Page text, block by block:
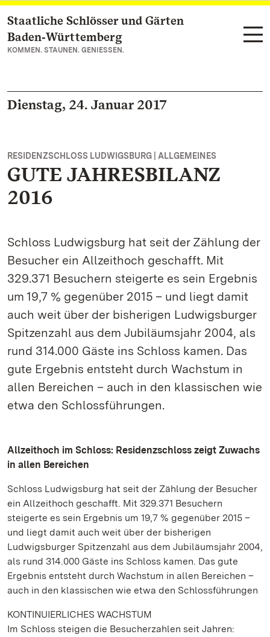
Zum Hauptinhalt springen
Staatliche Schlösser und Gärten
Baden‑Württemberg
KOMMEN. STAUNEN. GENIESSEN.
Dienstag, 24. Januar 2017
RESIDENZSCHLOSS LUDWIGSBURG | ALLGEMEINES
GUTE JAHRESBILANZ
2016
Schloss Ludwigsburg hat seit der Zählung der
Besucher ein Allzeithoch geschafft. Mit
329.371 Besuchern steigerte es sein Ergebnis
um 19,7 % gegenüber 2015 – und liegt damit
auch weit über der bisherigen Ludwigsburger
Spitzenzahl aus dem Jubiläumsjahr 2004, als
rund 314.000 Gäste ins Schloss kamen. Das
gute Ergebnis entsteht durch Wachstum in
allen Bereichen – auch in den klassischen wie
etwa den Schlossführungen.
Allzeithoch im Schloss: Residenzschloss zeigt Zuwachs
in allen Bereichen
Schloss Ludwigsburg hat seit der Zählung der Besucher
ein Allzeithoch geschafft. Mit 329.371 Besuchern
steigerte es sein Ergebnis um 19,7 % gegenüber 2015 –
und liegt damit auch weit über der bisherigen
Ludwigsburger Spitzenzahl aus dem Jubiläumsjahr 2004,
als rund 314.000 Gäste ins Schloss kamen. Das gute
Ergebnis entsteht durch Wachstum in allen Bereichen –
auch in den klassischen wie etwa den Schlossführungen
KONTINUIERLICHES WACHSTUM
Im Schloss steigen die Besucherzahlen seit Jahren: